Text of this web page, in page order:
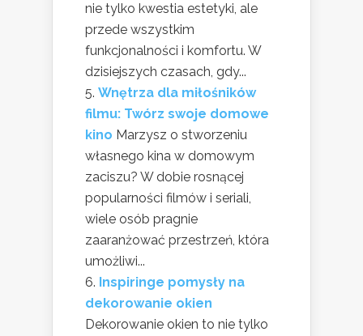
nie tylko kwestia estetyki, ale
przede wszystkim
funkcjonalności i komfortu. W
dzisiejszych czasach, gdy...
Wnętrza dla miłośników
filmu: Twórz swoje domowe
kino Marzysz o stworzeniu
własnego kina w domowym
zaciszu? W dobie rosnącej
popularności filmów i seriali,
wiele osób pragnie
zaaranżować przestrzeń, która
umożliwi...
Inspiringe pomysły na
dekorowanie okien
Dekorowanie okien to nie tylko